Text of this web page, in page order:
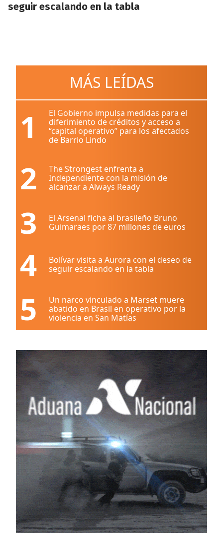
seguir escalando en la tabla
MÁS LEÍDAS
1
El Gobierno impulsa medidas para el
diferimiento de créditos y acceso a
“capital operativo” para los afectados
de Barrio Lindo
2
The Strongest enfrenta a
Independiente con la misión de
alcanzar a Always Ready
3
El Arsenal ficha al brasileño Bruno
Guimaraes por 87 millones de euros
4
Bolívar visita a Aurora con el deseo de
seguir escalando en la tabla
5
Un narco vinculado a Marset muere
abatido en Brasil en operativo por la
violencia en San Matías